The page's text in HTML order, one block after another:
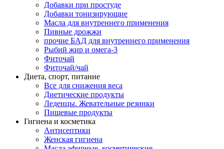
Добавки при простуде
Добавки тонизирующие
Масла для внутреннего применения
Пивные дрожжи
прочие БАД для внутреннего применения
Рыбий жир и омега-3
Фиточай
Фиточай/чай
Диета, спорт, питание
Все для снижения веса
Диетические продукты
Леденцы. Жевательные резинки
Пищевые продукты
Гигиена и косметика
Антисептики
Женская гигиена